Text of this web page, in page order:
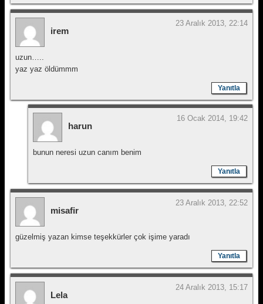
irem
23 Aralık 2013, 22:14
uzun…..
yaz yaz öldümmm
Yanıtla
harun
16 Ocak 2014, 19:42
bunun neresi uzun canım benim
Yanıtla
misafir
23 Aralık 2013, 22:52
güzelmiş yazan kimse teşekkürler çok işime yaradı
Yanıtla
Lela
24 Aralık 2013, 15:17